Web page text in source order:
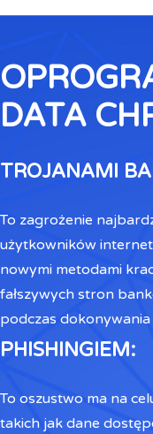
DATA
TROJANAMI
To zagrożenie
użytkowników
nowymi metodami
fałszywych stron
podczas
PHISHINGIEM:
To oszustwo ma na
takich jak dane